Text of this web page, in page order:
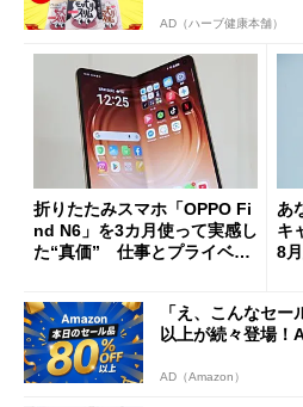
AD（ハーブ健康本舗）
折りたたみスマホ「OPPO Fi
nd N6」を3カ月使って実感し
た“真価” 仕事とプライベー
あ
キ
8
「え、こんなセ
以上が続々登場！
AD（Amazon）